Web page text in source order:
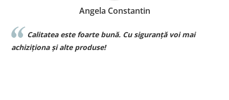
Angela Constantin
Calitatea este foarte bună. Cu siguranță voi mai
achiziționa și alte produse!